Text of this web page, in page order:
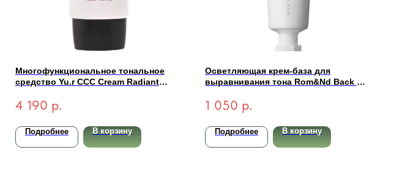
Многофункциональное тональное
средство Yu.r CCC Cream Radiant
светлый) 50 мл
4 190 р.
Подробнее В корзину
Осветляющая крем-база для
выравнивания тона Rom&Nd Back Me
1 050 р.
Подробнее В корзину